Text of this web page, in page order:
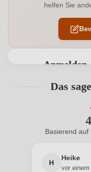
Allergene
Ausbau
helfen Sie
Anmelden
Benutzern
Neuer
Ihre E-Mail-
Das
Basierend auf
H
Heike
vor